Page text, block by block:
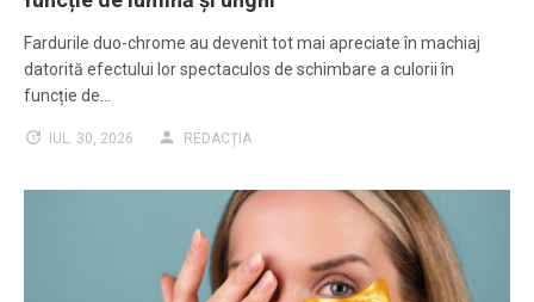
Fardurile duo-chrome au devenit tot mai apreciate în machiaj
datorită efectului lor spectaculos de schimbare a culorii în
funcție de…
IUL. 30, 2026 REDACȚIA